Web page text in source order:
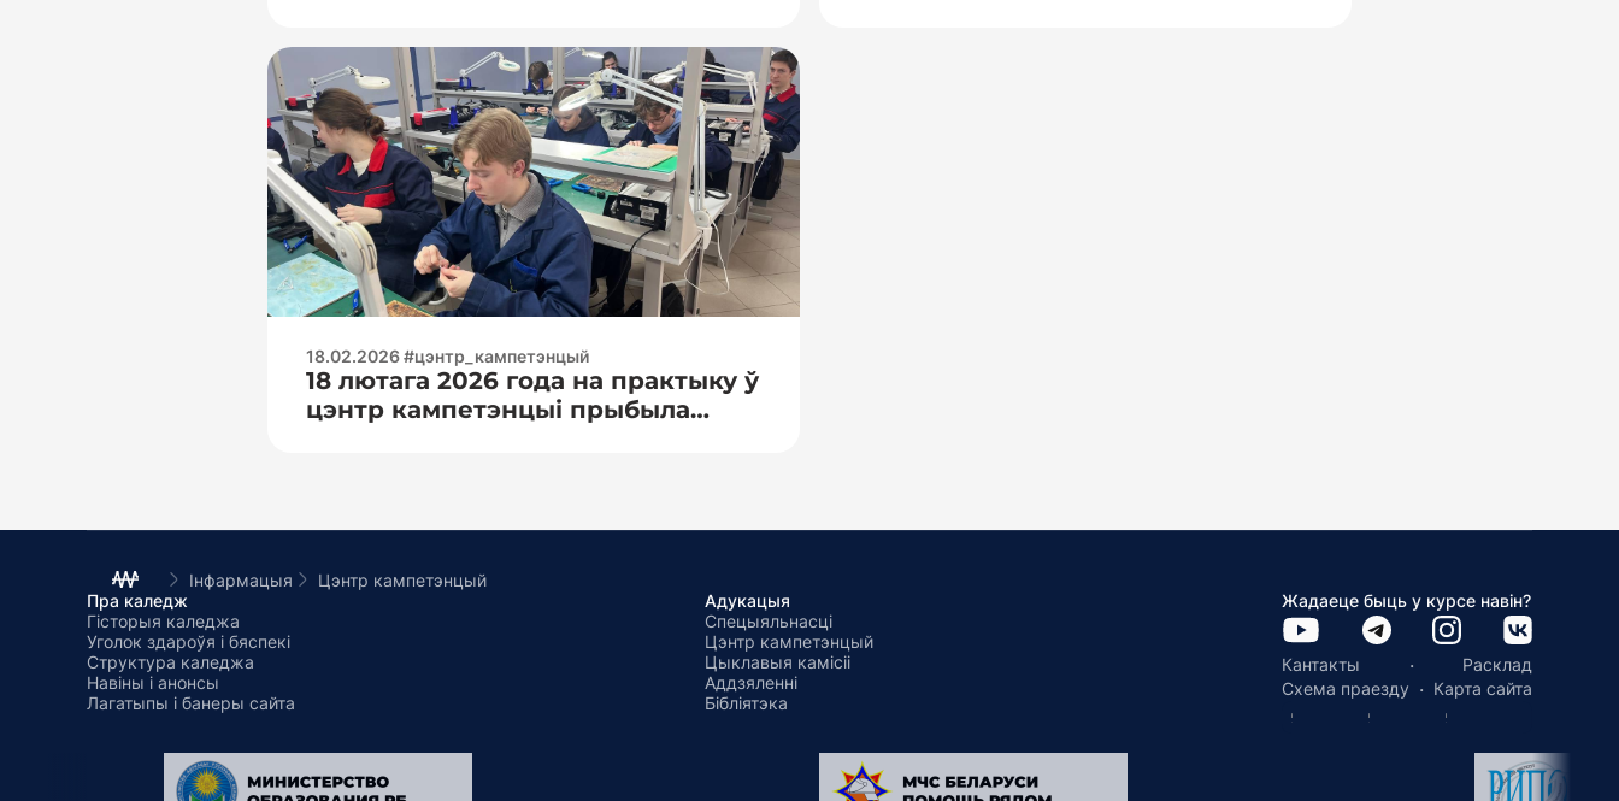
18.02.2026 #цэнтр_кампетэнцый
18 лютага 2026 года на практыку ў
цэнтр кампетэнцыі прыбыла
інжынерна-педагагічнага ў
Інфармацыя
Цэнтр кампетэнцый
Пра каледж
Гісторыя каледжа
Уголок здароўя і бяспекі
Структура каледжа
Навіны і анонсы
Лагатыпы і банеры сайта
Адукацыя
Спецыяльнасці
Цэнтр кампетэнцый
Цыклавыя камісіі
Аддзяленні
Бібліятэка
Жадаеце быць у курсе навін?
Кантакты ·
Расклад
Схема праезду · Карта сайта